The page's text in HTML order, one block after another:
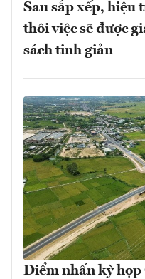
Sau sắp xếp, hiệu
thôi việc sẽ được
sách tinh giản
Điểm nhấn kỳ họp